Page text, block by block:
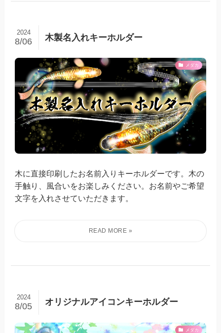
木製名入れキーホルダー
2024
8/06
メダカ
木に直接印刷したお名前入りキーホルダーです。木の
手触り、風合いをお楽しみください。お名前やご希望
文字を入れさせていただきます。
オリジナルアイコンキーホルダー
2024
8/05
メダカ